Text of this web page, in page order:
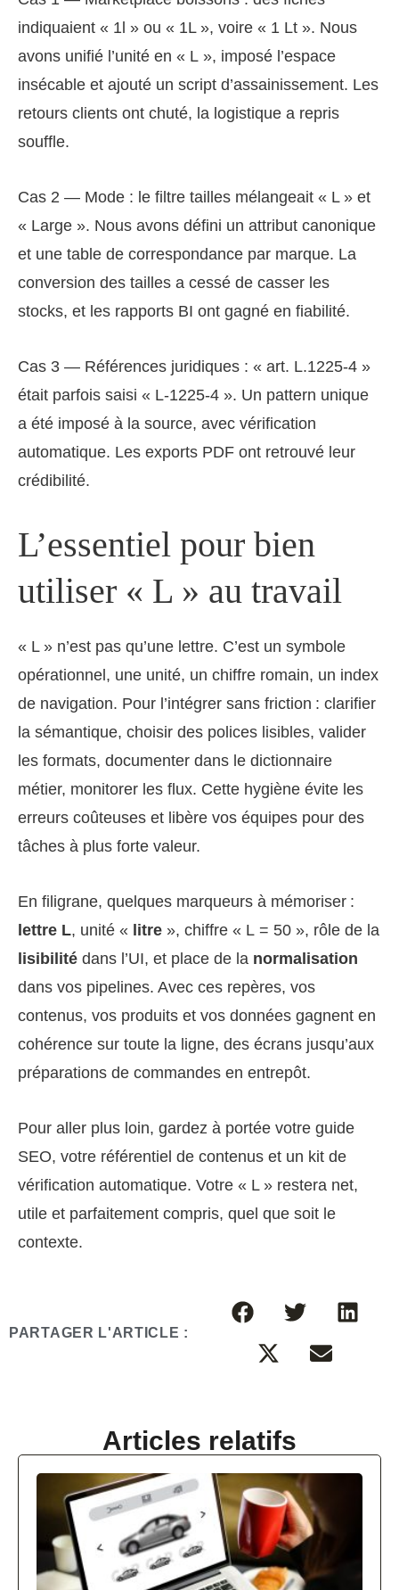
indiquaient « 1l » ou « 1L », voire « 1 Lt ». Nous
avons unifié l’unité en « L », imposé l’espace
insécable et ajouté un script d’assainissement. Les
retours clients ont chuté, la logistique a repris
souffle.
Cas 2 — Mode : le filtre tailles mélangeait « L » et
« Large ». Nous avons défini un attribut canonique
et une table de correspondance par marque. La
conversion des tailles a cessé de casser les
stocks, et les rapports BI ont gagné en fiabilité.
Cas 3 — Références juridiques : « art. L.1225‑4 »
était parfois saisi « L‑1225‑4 ». Un pattern unique
a été imposé à la source, avec vérification
automatique. Les exports PDF ont retrouvé leur
crédibilité.
L’essentiel pour bien
utiliser « L » au travail
« L » n’est pas qu’une lettre. C’est un symbole
opérationnel, une unité, un chiffre romain, un index
de navigation. Pour l’intégrer sans friction : clarifier
la sémantique, choisir des polices lisibles, valider
les formats, documenter dans le dictionnaire
métier, monitorer les flux. Cette hygiène évite les
erreurs coûteuses et libère vos équipes pour des
tâches à plus forte valeur.
En filigrane, quelques marqueurs à mémoriser :
lettre L, unité « litre », chiffre « L = 50 », rôle de la
lisibilité dans l’UI, et place de la normalisation
dans vos pipelines. Avec ces repères, vos
contenus, vos produits et vos données gagnent en
cohérence sur toute la ligne, des écrans jusqu’aux
préparations de commandes en entrepôt.
Pour aller plus loin, gardez à portée votre guide
SEO, votre référentiel de contenus et un kit de
vérification automatique. Votre « L » restera net,
utile et parfaitement compris, quel que soit le
contexte.
PARTAGER L'ARTICLE :
Articles relatifs